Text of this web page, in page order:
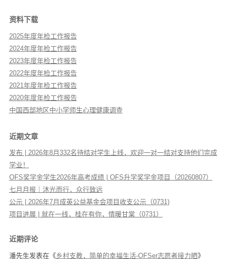
资料下载
2025年度年检工作报告
2024年度年检工作报告
2023年度年检工作报告
2022年度年检工作报告
2021年度年检工作报告
2020年度年检工作报告
中国西部地区中小学师生心理健康调查
近期文章
发布 | 2026年8月332名待结对学生上线，欢迎一对一结对支持他们完成
学业！
OFS奖学金学生2026年高考成绩 | OFS升学奖学金项目（20260807）
七月月报｜沐光而行，众行致远
公示 | 2026年7月成英公益基金会项目收支公示（0731)
项目进展 | 就在一线，桂在有你，情暖甘棠（0731）
近期评论
潘先生发表在《乡村支教，简单的幸福生活-OFSer志愿者接力晒》